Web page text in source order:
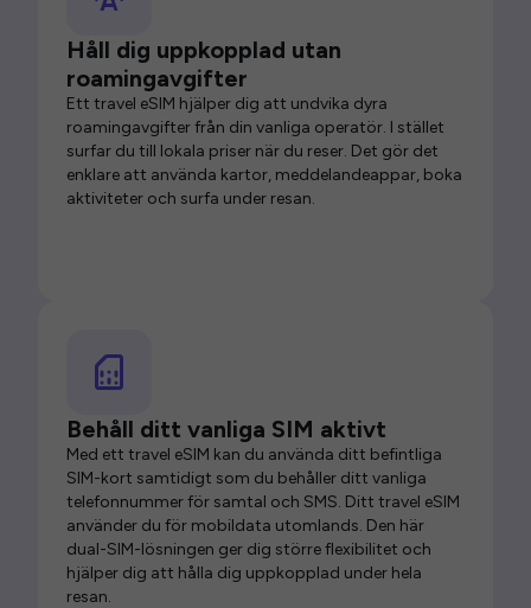
Håll dig uppkopplad utan
roamingavgifter
Ett travel eSIM hjälper dig att undvika dyra
roamingavgifter från din vanliga operatör. I stället
surfar du till lokala priser när du reser. Det gör det
enklare att använda kartor, meddelandeappar, boka
aktiviteter och surfa under resan.
Behåll ditt vanliga SIM aktivt
Med ett travel eSIM kan du använda ditt befintliga
SIM-kort samtidigt som du behåller ditt vanliga
telefonnummer för samtal och SMS. Ditt travel eSIM
använder du för mobildata utomlands. Den här
dual-SIM-lösningen ger dig större flexibilitet och
hjälper dig att hålla dig uppkopplad under hela
resan.